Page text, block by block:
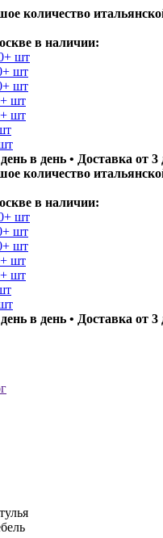
количество
в наличии:
шт
шт
шт
шт
шт
в день • Доставка от 3
количество
в наличии:
шт
шт
шт
шт
шт
в день • Доставка от 3